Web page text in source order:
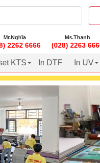
Mr.Nghĩa
2262 6666
Ms.Thanh
(028) 2263
KTS In DTF In UV